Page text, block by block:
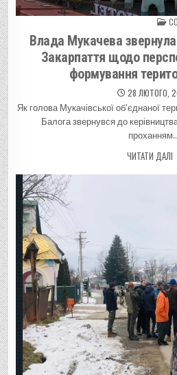
Влада Мукачева
Закарпаття щодо
формування
28 ЛЮТОГО,
Як голова Мукачівської об’єднаної
Балога звернувся до
ЧИТАТИ ДАЛІ